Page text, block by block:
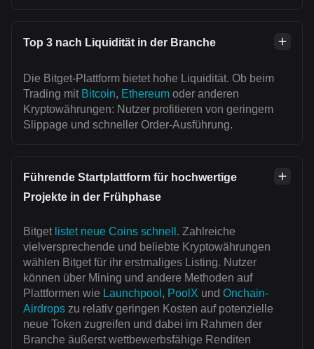
Top 3 nach Liquidität in der Branche
Die Bitget-Plattform bietet hohe Liquidität. Ob beim
Trading mit Bitcoin, Ethereum oder anderen
Kryptowährungen: Nutzer profitieren von geringem
Slippage und schneller Order-Ausführung.
Führende Startplattform für hochwertige
Projekte in der Frühphase
Bitget listet neue Coins schnell . Zahlreiche
vielversprechende und beliebte Kryptowährungen
wählen Bitget für ihr erstmaliges Listing. Nutzer
können über Mining und andere Methoden auf
Plattformen wie Launchpool , PoolX und Onchain-
Airdrops zu relativ geringen Kosten auf potenzielle
neue Token zugreifen und dabei im Rahmen der
Branche äußerst wettbewerbsfähige Renditen